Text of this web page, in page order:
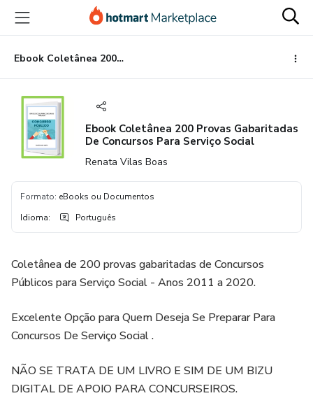
para
conteúdo
principal
para
pagamento
para
rodapé
Ebook Coletânea 200 Provas Gabaritadas De Concursos Para Serviço Social
Ebook Coletânea 200 Provas Gabaritadas
De Concursos Para Serviço Social
Renata Vilas Boas
Formato: eBooks ou Documentos
Idioma: Português
Coletânea de 200 provas gabaritadas de Concursos
Públicos para Serviço Social - Anos 2011 a 2020.
Excelente Opção para Quem Deseja Se Preparar Para
Concursos De Serviço Social .
NÃO SE TRATA DE UM LIVRO E SIM DE UM BIZU
DIGITAL DE APOIO PARA CONCURSEIROS.